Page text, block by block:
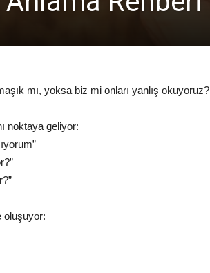
mı, yoksa biz mi onları yanlış okuyoruz?
noktaya geliyor:
oluşuyor: